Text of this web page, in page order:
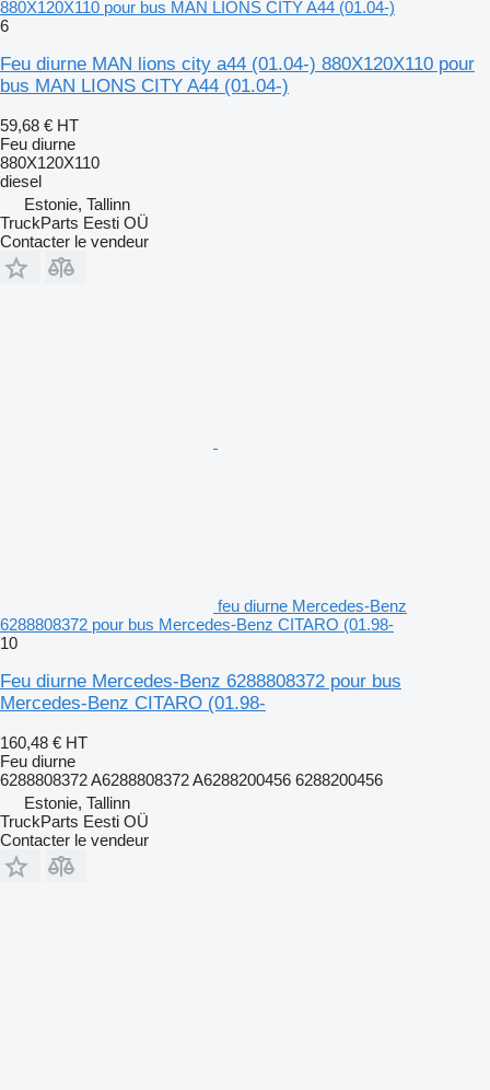
880X120X110 pour bus MAN LIONS CITY A44 (01.04-)
6
Feu diurne MAN lions city a44 (01.04-) 880X120X110 pour
bus MAN LIONS CITY A44 (01.04-)
59,68 € HT
Feu diurne
880X120X110
diesel
Estonie, Tallinn
TruckParts Eesti OÜ
Contacter le vendeur
feu diurne Mercedes-Benz
6288808372 pour bus Mercedes-Benz CITARO (01.98-
10
Feu diurne Mercedes-Benz 6288808372 pour bus
Mercedes-Benz CITARO (01.98-
160,48 € HT
Feu diurne
6288808372 A6288808372 A6288200456 6288200456
Estonie, Tallinn
TruckParts Eesti OÜ
Contacter le vendeur